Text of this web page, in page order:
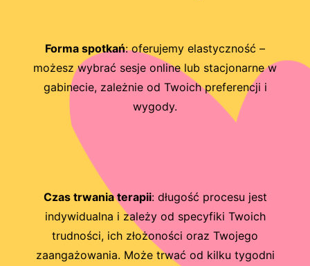
Forma spotkań: oferujemy elastyczność –
możesz wybrać sesje online lub stacjonarne w
gabinecie, zależnie od Twoich preferencji i
wygody.
Czas trwania terapii: długość procesu jest
indywidualna i zależy od specyfiki Twoich
trudności, ich złożoności oraz Twojego
zaangażowania. Może trwać od kilku tygodni